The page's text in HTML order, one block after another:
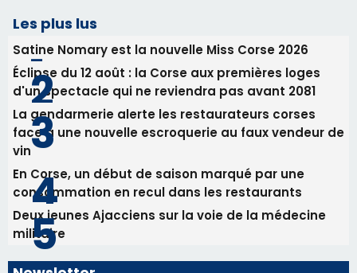
En Corse, un début de saison marqué par une
consommation en recul dans les restaurants
Deux jeunes Ajacciens sur la voie de la médecine
militaire
Newsletter
Inscrivez-vous à la newsletter de CNI et recevez par
email les infos les plus importantes et une sélection de
nos meilleurs articles